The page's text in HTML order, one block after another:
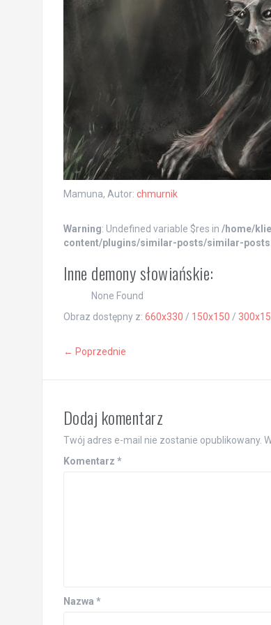
Mamuna, Autor: chmurnik
Warning: Undefined variable $res in /home/
content/plugins/similar-posts/similar-
Inne demony słowiańskie:
None Found
Obraz dostępny z: 660x330 / 150x150 /
← Poprzednie
Dodaj komentarz
Twój adres e-mail nie zostanie opublikowany.
Komentarz *
Nazwa *